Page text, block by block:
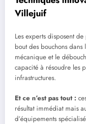
Villejuif
Les experts disposent
bout des bouchons
mécanique et le
capacité à résoudre les
infrastructures.
Et ce n’est pas tout :
résultat immédiat mais
d’équipements